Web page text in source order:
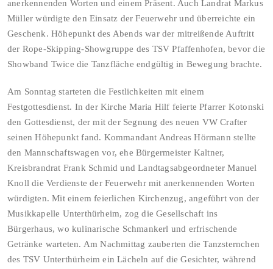
anerkennenden Worten und einem Präsent. Auch Landrat Markus
Müller würdigte den Einsatz der Feuerwehr und überreichte ein
Geschenk. Höhepunkt des Abends war der mitreißende Auftritt
der Rope-Skipping-Showgruppe des TSV Pfaffenhofen, bevor die
Showband Twice die Tanzfläche endgültig in Bewegung brachte.
Am Sonntag starteten die Festlichkeiten mit einem
Festgottesdienst. In der Kirche Maria Hilf feierte Pfarrer Kotonski
den Gottesdienst, der mit der Segnung des neuen VW Crafter
seinen Höhepunkt fand. Kommandant Andreas Hörmann stellte
den Mannschaftswagen vor, ehe Bürgermeister Kaltner,
Kreisbrandrat Frank Schmid und Landtagsabgeordneter Manuel
Knoll die Verdienste der Feuerwehr mit anerkennenden Worten
würdigten. Mit einem feierlichen Kirchenzug, angeführt von der
Musikkapelle Unterthürheim, zog die Gesellschaft ins
Bürgerhaus, wo kulinarische Schmankerl und erfrischende
Getränke warteten. Am Nachmittag zauberten die Tanzsternchen
des TSV Unterthürheim ein Lächeln auf die Gesichter, während